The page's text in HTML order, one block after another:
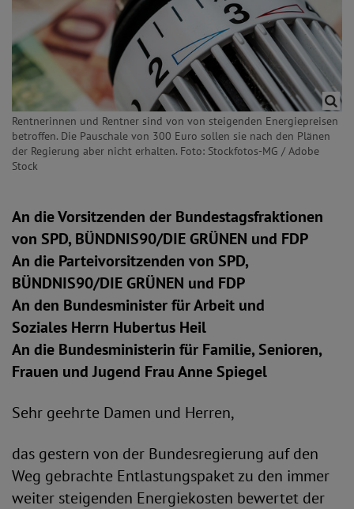
Rentnerinnen und Rentner sind von von steigenden Energiepreisen
betroffen. Die Pauschale von 300 Euro sollen sie nach den Plänen
der Regierung aber nicht erhalten. Foto: Stockfotos-MG / Adobe
Stock
An die Vorsitzenden der Bundestagsfraktionen
von SPD, BÜNDNIS90/DIE GRÜNEN und FDP
An die Parteivorsitzenden von SPD,
BÜNDNIS90/DIE GRÜNEN und FDP
An den Bundesminister für Arbeit und
Soziales Herrn Hubertus Heil
An die Bundesministerin für Familie, Senioren,
Frauen und Jugend Frau Anne Spiegel
Sehr geehrte Damen und Herren,
das gestern von der Bundesregierung auf den
Weg gebrachte Entlastungspaket zu den immer
weiter steigenden Energiekosten bewertet der